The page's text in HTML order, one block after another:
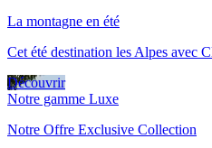
La montagne en été
Cet été destination les Alpes avec
Découvrir
Notre gamme Luxe
Notre Offre Exclusive Collection